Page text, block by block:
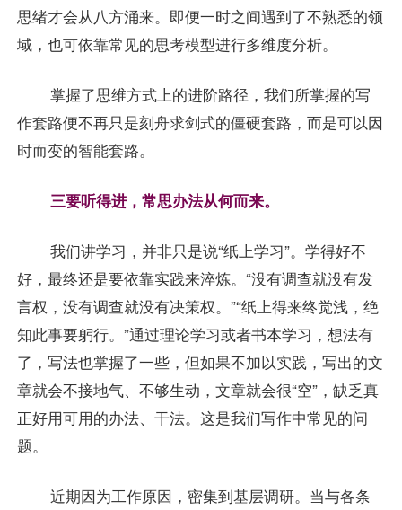
思绪才会从八方涌来。即便一时之间遇到了不熟悉的领
域，也可依靠常见的思考模型进行多维度分析。
掌握了思维方式上的进阶路径，我们所掌握的写
作套路便不再只是刻舟求剑式的僵硬套路，而是可以因
时而变的智能套路。
三要听得进，常思办法从何而来。
我们讲学习，并非只是说“纸上学习”。学得好不
好，最终还是要依靠实践来淬炼。“没有调查就没有发
言权，没有调查就没有决策权。”“纸上得来终觉浅，绝
知此事要躬行。”通过理论学习或者书本学习，想法有
了，写法也掌握了一些，但如果不加以实践，写出的文
章就会不接地气、不够生动，文章就会很“空”，缺乏真
正好用可用的办法、干法。这是我们写作中常见的问
题。
近期因为工作原因，密集到基层调研。当与各条